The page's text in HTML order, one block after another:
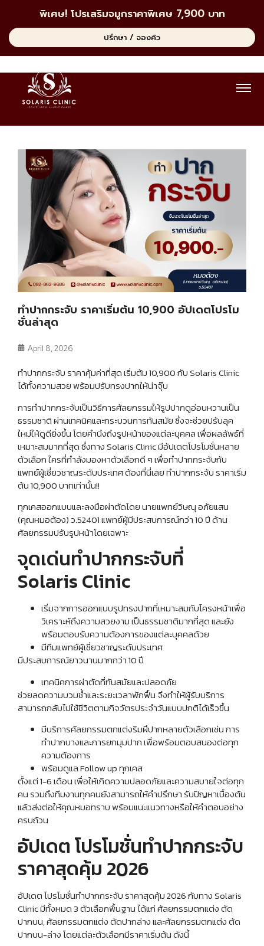
พิเศษ! โปรเสริมจมูกราคาพิเศษ 7,900 บาท
ปรึกษา / จองคิว
ทำปากกระจับ ราคาเริ่มต้น 10,900 อัปเดตโปรโม
ชั่นล่าสุด
April 8, 2026
ทำปากกระจับ ราคาคุ้มค่าที่สุด เริ่มต้ม 10,900 กับ Solaris Clinic
ได้ทั้งความสวย พร้อมปรับทรงปากให้น่าจุ๊บ
การทำปากกระจับเป็นวิธีการศัลยกรรมให้รูปปากดูอ่อนหวานเป็น
ธรรมชาติ ผ่านเทคนิคและกระบวนการทันสมัย ซึ่งจะช่วยปรับลุค
ใหม่ให้ดูดียิ่งขึ้น โดยคำนึงถึงรูปหน้าของแต่ละบุคคล เพื่อผลลัพธ์ที่
เหมาะสมมากที่สุด ซึ่งทาง Solaris Clinic มีอัปเดตโปรโมชั่นหลาย
ตัวเลือก ใครที่กำลังมองหาตัวเลือกดี ๆ เพื่อทำปากกระจับกับ
แพทย์ผู้เชี่ยวชาญระดับประเทศ ต้องที่นี่เลย ทำปากกระจับ ราคาเริ่ม
ต้น 10,900 บาทเท่านั้น!!
ทุกเคสออกแบบและลงมือผ่าตัดโดย นายแพทย์วิษณุ อภัยแสน
(คุณหมอต้อง) ว.52401 แพทย์ผู้มีประสบการณ์กว่า 10 ปี ด้าน
ศัลยกรรมปรับรูปหน้าโดยเฉพาะ
จุดเด่นทำปากกระจับที่
Solaris Clinic
เริ่มจากการออกแบบรูปทรงปากที่เหมาะสมกับโครงหน้าเพื่อ
วิเคราะห์ถึงความสวยงาม เป็นธรรมชาติมากที่สุด และยัง
พร้อมตอบรับความต้องการของแต่ละบุคคลด้วย
มีทีมแพทย์ผู้เชี่ยวชาญระดับประเทศ
มีประสบการณ์ยาวนานมากกว่า 10 ปี
เทคนิคการผ่าตัดที่ทันสมัยและปลอดภัย
ช่วยลดความบวมช้ำและระยะเวลาพักฟื้น จึงทำให้ผู้รับบริการ
สามารถกลับไปใช้ชีวิตตามกิจวัตรประจำวันแบบปกติได้เร็วขึ้น
มีบริการศัลยกรรมตกแต่งริมฝีปากหลายตัวเลือกเช่น การ
ทำปากบางและการยกมุมปาก เพื่อพร้อมตอบสนองต่อทุก
ความต้องการ
พร้อมดูแล Follow up ทุกเคส
ตั้งแต่ 1-6 เดือน เพื่อให้เกิดความปลอดภัยและความสบายใจต่อทุก
คน รวมถึงทีมงานทุกคนยังสามารถให้คำปรึกษา รับปัญหาเบื้องต้น
แล้วส่งต่อให้คุณหมอทราบ พร้อมแนะแนวทางหรือให้คำตอบอย่าง
ครบถ้วน
อัปเดต โปรโมชั่นทำปากกระจับ
ราคาสุดคุ้ม 2026
อัปเดต โปรโมชั่นทำปากกระจับ ราคาสุดคุ้ม 2026 กับทาง Solaris
Clinic มีทั้งหมด 3 ตัวเลือกพื้นฐาน ได้แก่ ศัลยกรรมตกแต่ง ตัด
ปากบน, ศัลยกรรมตกแต่ง ตัดปากล่าง และศัลยกรรมตกแต่ง ตัด
ปากบน-ล่าง โดยแต่ละตัวเลือกมีราคาเริ่มต้น ดังนี้